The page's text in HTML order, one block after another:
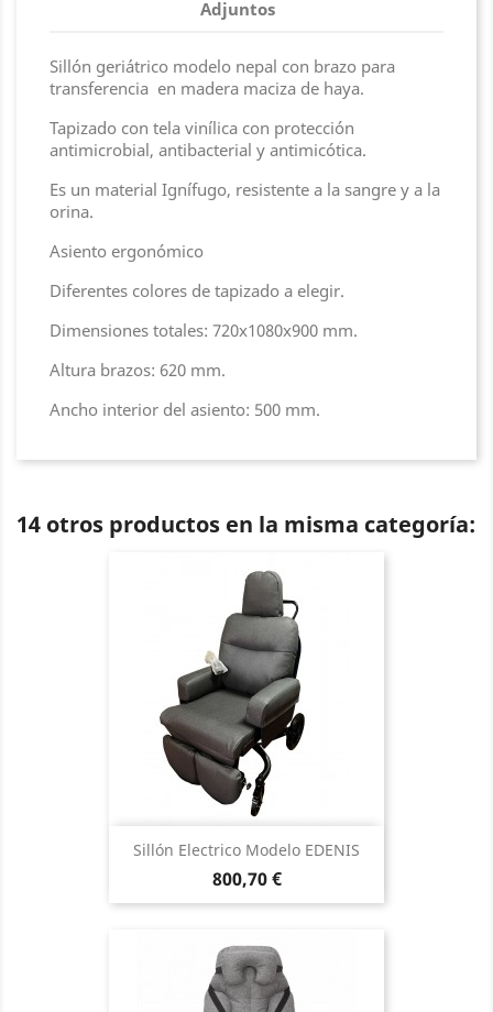
Adjuntos
Sillón geriátrico modelo nepal con brazo para
transferencia en madera maciza de haya.
Tapizado con tela vinílica con protección
antimicrobial, antibacterial y antimicótica.
Es un material Ignífugo, resistente a la sangre y a la
orina.
Asiento ergonómico
Diferentes colores de tapizado a elegir.
Dimensiones totales: 720x1080x900 mm.
Altura brazos: 620 mm.
Ancho interior del asiento: 500 mm.
14 otros productos en la misma categoría:
Sillón Electrico Modelo EDENIS
Precio
800,70 €